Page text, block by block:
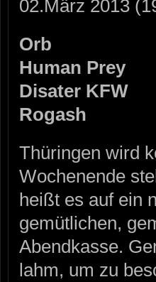
02.März 2013
Orb
Human Prey
Disater KFW
Rogash
Thüringen wird
Wochenende
heißt es auf ein
gemütlichen,
Abendkasse.
lahm, um zu